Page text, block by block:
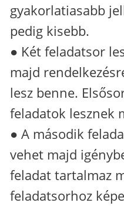
gyakorlatiasabb
pedig kisebb.
● Két feladatsor
majd
lesz benne.
feladatok lesznek
● A második
vehet majd
feladat tartalmaz
feladatsorhoz